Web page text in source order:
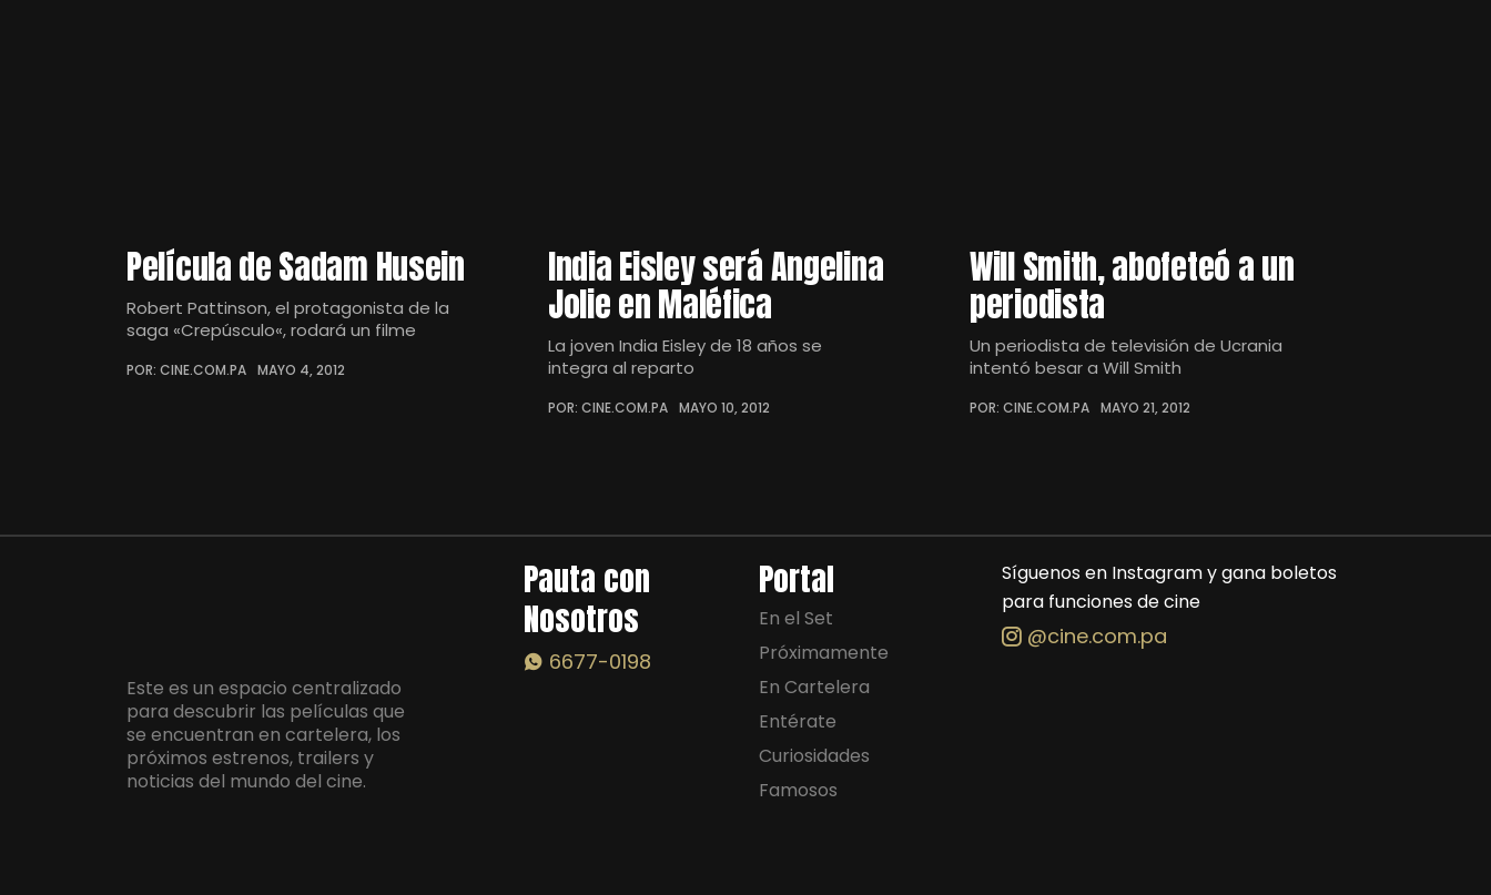
Película de Sadam Husein
Robert Pattinson, el protagonista de la
saga «Crepúsculo«, rodará un filme
POR: CINE.COM.PA MAYO 4, 2012
India Eisley será Angelina
Jolie en Maléfica
La joven India Eisley de 18 años se
integra al reparto
POR: CINE.COM.PA MAYO 10, 2012
Will Smith, abofeteó a un
periodista
Un periodista de televisión de Ucrania
intentó besar a Will Smith
POR: CINE.COM.PA MAYO 21, 2012
Este es un espacio centralizado
para descubrir las películas que
se encuentran en cartelera, los
próximos estrenos, trailers y
noticias del mundo del cine.
Pauta con
Nosotros
6677-0198
Portal
En el Set
Próximamente
En Cartelera
Entérate
Curiosidades
Famosos
Síguenos en Instagram y gana boletos
para funciones de cine
@cine.com.pa